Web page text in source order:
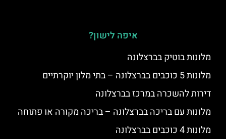
איפה לישון?
מלונות בוטיק בברצלונה
מלונות 5 כוכבים בברצלונה – בתי מלון יוקרתיים
דירות להשכרה במרכז בברצלונה
מלונות עם בריכה בברצלונה – בריכה מקורה או פתוחה
מלונות 4 כוכבים בברצלונה